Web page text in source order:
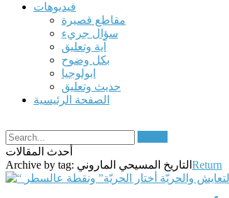
فيديوهات
مقاطع قصيرة
سؤال جريء
آية وتعليق
بكل وضوح
ابولوجيا
حديث وتعليق
الصفحة الرئيسية
أحدث المقالات
Archive by tag: التاريخ المسيحي الماروني Return